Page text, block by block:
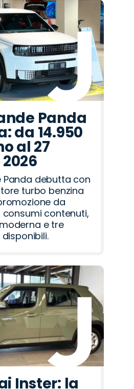
Panda
da 14.950
al 27
Panda debutta con
turbo benzina
da
consumi contenuti,
e tre
Inster: la